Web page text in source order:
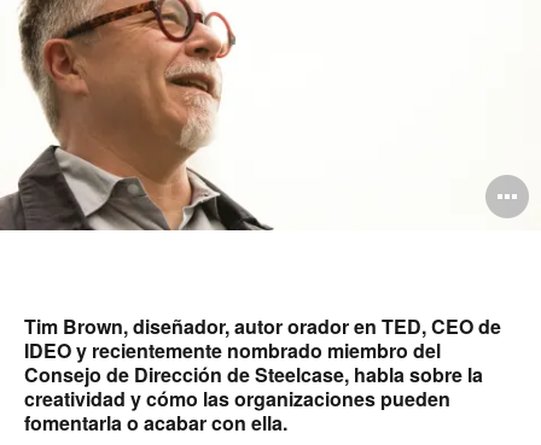
Tim Brown, diseñador, autor orador en TED, CEO de
IDEO y recientemente nombrado miembro del
Consejo de Dirección de Steelcase, habla sobre la
creatividad y cómo las organizaciones pueden
fomentarla o acabar con ella.